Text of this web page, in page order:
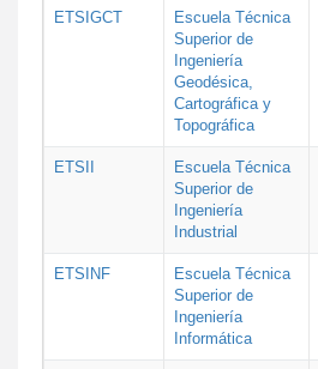
ETSIGCT
Escuela Técnica
Superior de
Ingeniería
Geodésica,
Cartográfica y
Topográfica
ETSII
Escuela Técnica
Superior de
Ingeniería
Industrial
ETSINF
Escuela Técnica
Superior de
Ingeniería
Informática